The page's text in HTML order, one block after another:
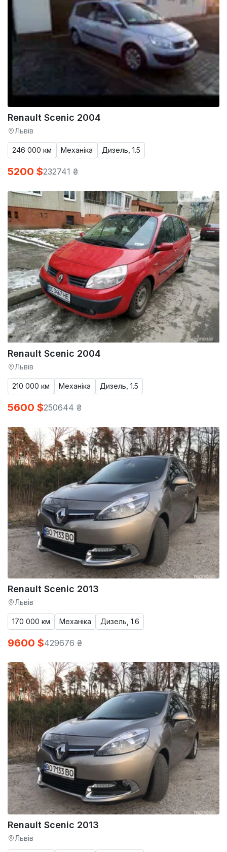
Renault Scenic 2004
Львів
246 000 км Механіка Дизель, 1.5
5200 $232741 ₴
Renault Scenic 2004
Львів
210 000 км Механіка Дизель, 1.5
5600 $250644 ₴
Renault Scenic 2013
Львів
170 000 км Механіка Дизель, 1.6
9600 $429676 ₴
Renault Scenic 2013
Львів